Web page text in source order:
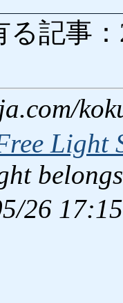
記事
Light
26 17:15